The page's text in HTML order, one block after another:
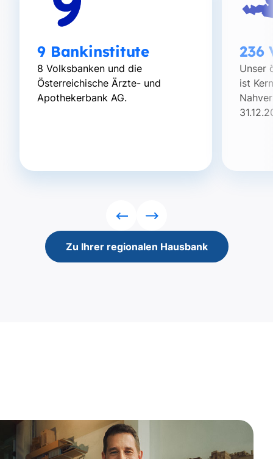
9 Bankinstitute
8 Volksbanken und die
Österreichische Ärzte- und
Apothekerbank AG.
236
Unser
ist
RückwärtsVorwärts
Zu Ihrer regionalen Hausbank